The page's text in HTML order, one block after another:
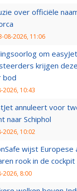
over officiële
08-2026, 11:06
om
krijgen
bod
2026, 10:43
annuleert voor
naar Schiphol
2026, 10:02
wijst Europese
rook in de cockpit
2026, 8:00